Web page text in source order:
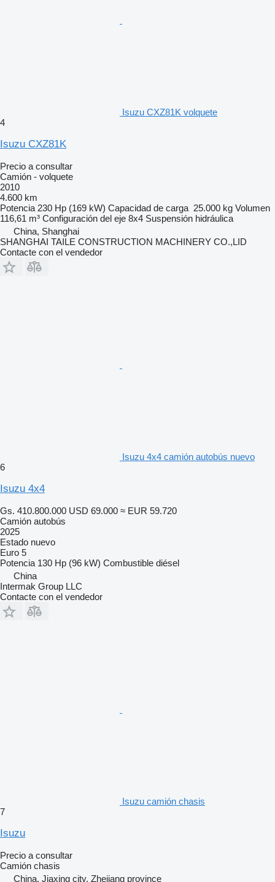
Isuzu CXZ81K volquete
4
Isuzu CXZ81K
Precio a consultar
Camión - volquete
2010
4.600 km
Potencia 230 Hp (169 kW) Capacidad de carga 25.000 kg Volumen
116,61 m³ Configuración del eje 8x4 Suspensión hidráulica
China, Shanghai
SHANGHAI TAILE CONSTRUCTION MACHINERY CO.,LID
Contacte con el vendedor
Isuzu 4x4 camión autobús nuevo
6
Isuzu 4x4
Gs. 410.800.000 USD 69.000 ≈ EUR 59.720
Camión autobús
2025
Estado nuevo
Euro 5
Potencia 130 Hp (96 kW) Combustible diésel
China
Intermak Group LLC
Contacte con el vendedor
Isuzu camión chasis
7
Isuzu
Precio a consultar
Camión chasis
China, Jiaxing city, Zhejiang province